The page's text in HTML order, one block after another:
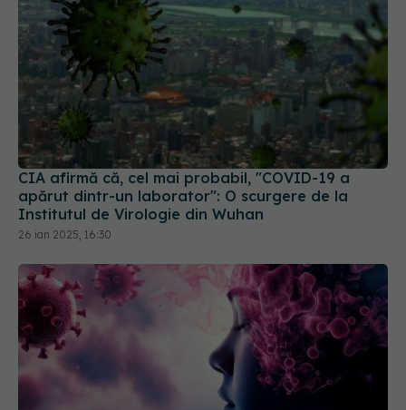
CIA afirmă că, cel mai probabil, "COVID-19 a
apărut dintr-un laborator": O scurgere de la
Institutul de Virologie din Wuhan
26 ian 2025, 16:30